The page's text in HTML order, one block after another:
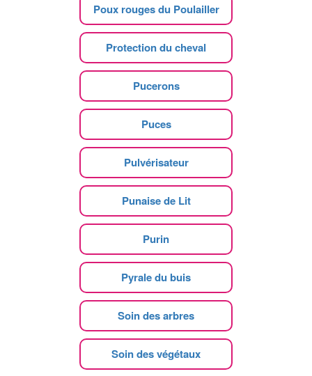
Poux rouges du Poulailler
Protection du cheval
Pucerons
Puces
Pulvérisateur
Punaise de Lit
Purin
Pyrale du buis
Soin des arbres
Soin des végétaux